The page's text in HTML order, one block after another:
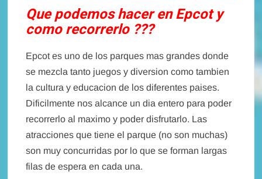
Que podemos hacer en Epcot y
como recorrerlo ???
Epcot es uno de los parques mas grandes donde
se mezcla tanto juegos y diversion como tambien
la cultura y educacion de los diferentes paises.
Dificilmente nos alcance un dia entero para poder
recorrerlo al maximo y poder disfrutarlo. Las
atracciones que tiene el parque (no son muchas)
son muy concurridas por lo que se forman largas
filas de espera en cada una.